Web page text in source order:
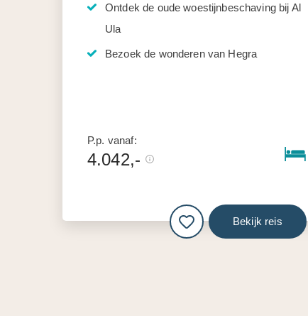
Ontdek de oude woestijnbeschaving bij Al
Ula
Bezoek de wonderen van Hegra
P.p. vanaf:
4.042,-
Bekijk reis